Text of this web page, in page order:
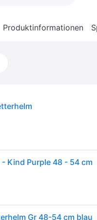
Produktinformationen
Kind Purple 48 - 54 cm
Gr 48-54 cm blau